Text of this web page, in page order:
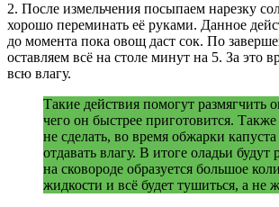
2. После измельчения посыпаем нарезку
хорошо переминать её руками. Данное
до момента пока овощ даст сок. По
оставляем всё на столе минут на 5. За это
всю влагу.
Такие действия помогут размягчить
чего он быстрее приготовится. Также
не сделать, во время обжарки капуста
отдавать влагу. В итоге оладьи будут
на сковороде образуется большое
жидкости и всё будет тушиться, а не